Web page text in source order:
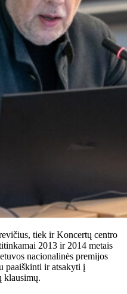
tiek ir Koncertų centro
2013 ir 2014 metais
nacionalinės premijos
paaiškinti ir atsakyti į
klausimų.